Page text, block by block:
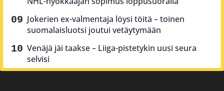
Jokerien ex-valmentaja löysi töitä – toinen
suomalaisluotsi joutui vetäytymään
Venäjä jäi taakse – Liiga-pistetykin uusi seura
selvisi